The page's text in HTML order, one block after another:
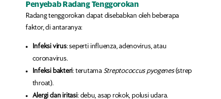
Penyebab Radang Tenggorokan
Radang tenggorokan dapat disebabkan oleh beberapa
faktor, di antaranya:
Infeksi virus: seperti influenza, adenovirus, atau
coronavirus.
Infeksi bakteri: terutama Streptococcus pyogenes(strep
throat).
Alergi dan iritasi: debu, asap rokok, polusi udara.